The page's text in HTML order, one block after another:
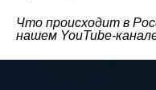
Что происходит в
нашем YouTube-